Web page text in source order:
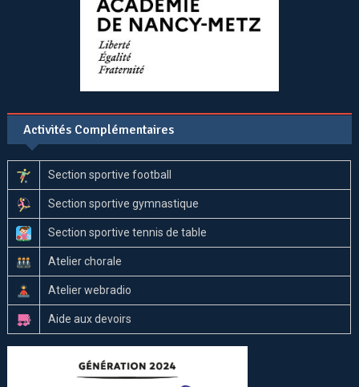
Activités Complémentaires
Section sportive football
Section sportive gymnastique
Section sportive tennis de table
Atelier chorale
Atelier webradio
Aide aux devoirs